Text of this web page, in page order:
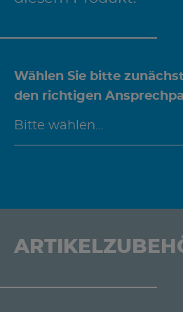
Wählen Sie bitte
den richtigen